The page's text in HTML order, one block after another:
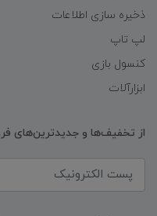
ذخیره سازی اطلاعات
لپ تاپ
کنسول بازی
ابزارآلات
از تخفیف‌ها و جدیدترین‌های